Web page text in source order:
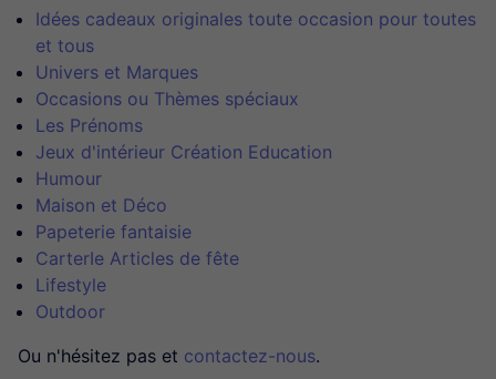
Idées cadeaux originales toute occasion pour toutes
et tous
Univers et Marques
Occasions ou Thèmes spéciaux
Les Prénoms
Jeux d'intérieur Création Education
Humour
Maison et Déco
Papeterie fantaisie
CarterIe Articles de fête
Lifestyle
Outdoor
Ou n'hésitez pas et contactez-nous.